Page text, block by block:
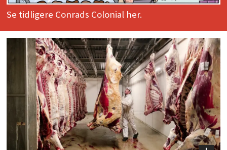
Se tidligere Conrads Colonial her.